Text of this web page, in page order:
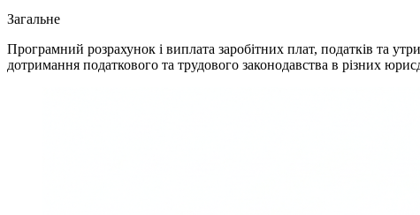
Загальне
Програмний розрахунок і виплата заробітних плат, податків та
дотримання податкового та трудового законодавства в різних